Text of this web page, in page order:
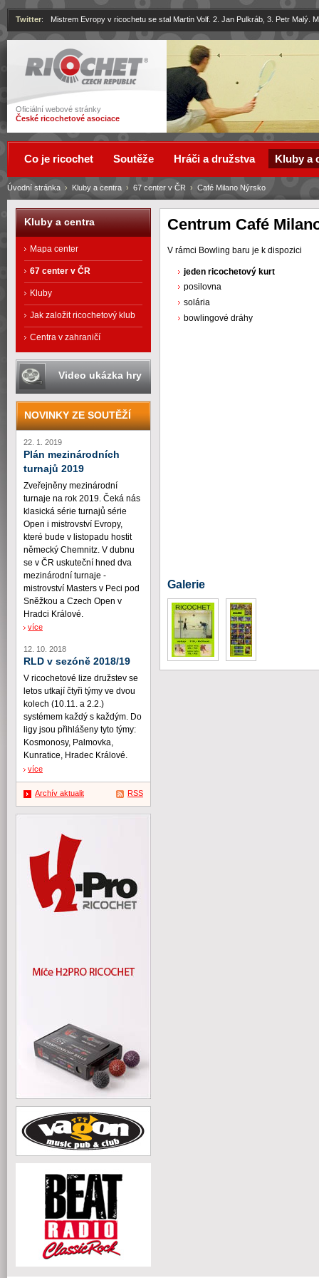
Ricochet
Oficiální webové stránky
České ricochetové asociace
Twitter: Mistrem Evropy v ricochetu se stal Martin Volf. 2. Jan Pulkráb, 3. Petr Malý.
Centrum Café
V rámci Bowling baru je k dispozici
jeden ricochetový kurt
posilovna
solária
bowlingové dráhy
Galerie
Úvodní stránka › Kluby a centra › 67 center v ČR › Café Milano Nýrsko
Co je ricochet Soutěže Hráči a družstva Kluby a
Kluby a centra
Mapa center
67 center v ČR
Kluby
Jak založit ricochetový klub
Centra v zahraničí
Video ukázka hry
NOVINKY ZE SOUTĚŽÍ
22. 1. 2019
Plán mezinárodních
turnajů 2019
Zveřejněny mezinárodní
turnaje na rok 2019. Čeká nás
klasická série turnajů série
Open i mistrovství Evropy,
které bude v listopadu hostit
německý Chemnitz. V dubnu
se v ČR uskuteční hned dva
mezinárodní turnaje -
mistrovství Masters v Peci pod
Sněžkou a Czech Open v
Hradci Králové.
více
12. 10. 2018
RLD v sezóně 2018/19
V ricochetové lize družstev se
letos utkají čtyři týmy ve dvou
kolech (10.11. a 2.2.)
systémem každý s každým. Do
ligy jsou přihlášeny tyto týmy:
Kosmonosy, Palmovka,
Kunratice, Hradec Králové.
více
Archív aktualit RSS